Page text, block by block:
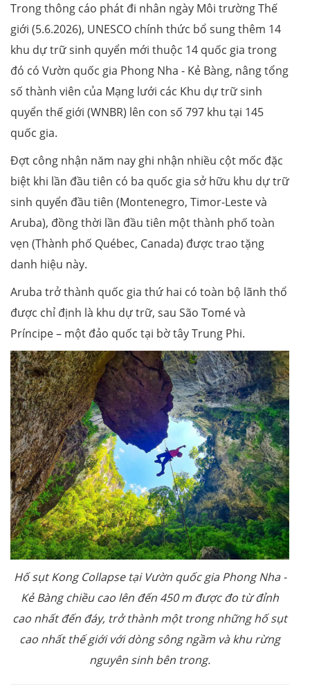
Trong thông cáo phát đi nhân ngày Môi trường Thế
giới (5.6.2026), UNESCO chính thức bổ sung thêm 14
khu dự trữ sinh quyển mới thuộc 14 quốc gia trong
đó có Vườn quốc gia Phong Nha - Kẻ Bàng, nâng tổng
số thành viên của Mạng lưới các Khu dự trữ sinh
quyển thế giới (WNBR) lên con số 797 khu tại 145
quốc gia.
Đợt công nhận năm nay ghi nhận nhiều cột mốc đặc
biệt khi lần đầu tiên có ba quốc gia sở hữu khu dự trữ
sinh quyển đầu tiên (Montenegro, Timor-Leste và
Aruba), đồng thời lần đầu tiên một thành phố toàn
vẹn (Thành phố Québec, Canada) được trao tặng
danh hiệu này.
Aruba trở thành quốc gia thứ hai có toàn bộ lãnh thổ
được chỉ định là khu dự trữ, sau São Tomé và
Príncipe – một đảo quốc tại bờ tây Trung Phi.
Hố sụt Kong Collapse tại Vườn quốc gia Phong Nha -
Kẻ Bàngchiều cao lên đến 450 m được đo từ đỉnh
cao nhất đến đáy, trở thành một trong những hố sụt
cao nhất thế giới với dòng sông ngầm và khu rừng
nguyên sinh bên trong.